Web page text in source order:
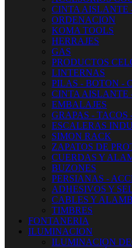
CINTA AISLANTE
ORDENACION
KOMA TOOLS
HERRAJES
GAS
PRODUCTOS
LINTERNAS
PILAS - BOTON -
CINTA AISLANTE
EMBALAJES
GRAPAS - TACOS
ESCALERAS
SIMON RACK
ZAPATOS DE
CUERDAS Y
BUZONES
PERSIANAS -
ADHESIVOS Y
CABLES Y
TIMBRES
FONTANERIA
ILUMINACION
ILUMINACION